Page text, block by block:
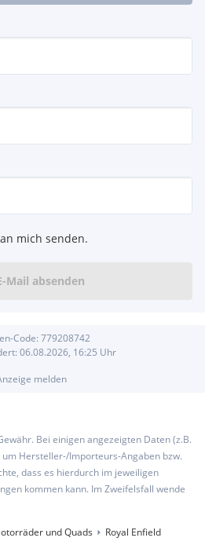
mich senden.
Mail absenden
Code: 779208742
06.08.2026, 16:25 Uhr
melden
Bei einigen angezeigten Daten (z.B.
Hersteller-/Importeurs-Angaben bzw.
dass es hierdurch im jeweiligen
kommen kann. Im Zweifelsfall wende
und Quads
Royal Enfield